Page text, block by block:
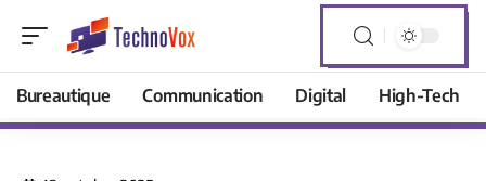
Bureautique Communication Digital High-Tech